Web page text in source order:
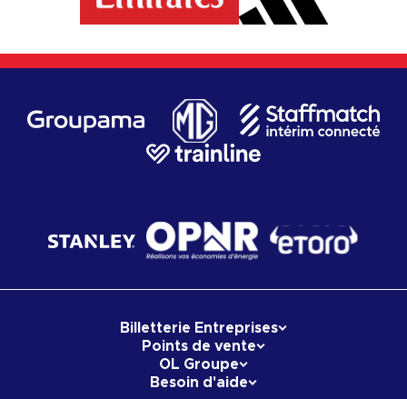
Billetterie Entreprises
Points de vente
OL Groupe
Besoin d'aide